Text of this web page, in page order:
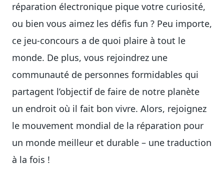
réparation électronique pique votre curiosité,
ou bien vous aimez les défis fun ? Peu importe,
ce jeu-concours a de quoi plaire à tout le
monde. De plus, vous rejoindrez une
communauté de personnes formidables qui
partagent l’objectif de faire de notre planète
un endroit où il fait bon vivre. Alors, rejoignez
le mouvement mondial de la réparation pour
un monde meilleur et durable – une traduction
à la fois !